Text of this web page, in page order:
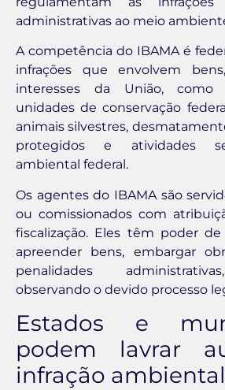
administrativas ao meio
A competência do IBAMA é
infrações que envolvem
interesses da União, como
unidades de conservação
animais silvestres,
protegidos e atividades
ambiental federal.
Os agentes do IBAMA são
ou comissionados com
fiscalização. Eles têm poder de
apreender bens, embargar
penalidades
observando o devido processo
Estados e
podem lavrar
infração